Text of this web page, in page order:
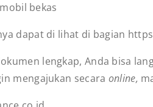
bekas
dapat di lihat di bagian
lengkap, Anda bisa
mengajukan secara online,